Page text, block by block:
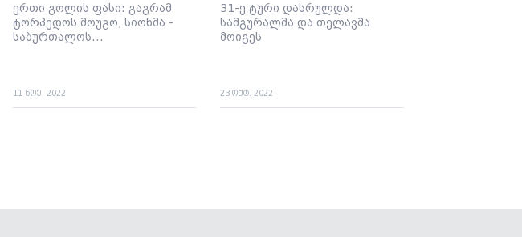
ერთი გოლის ფასი: გაგრამ
ტორპედოს მოუგო, სიონმა -
საბურთალოს...
11 ნოე. 2022
31-ე ტური დასრულდა:
სამგურალმა და თელავმა
მოიგეს
23 ოქტ. 2022